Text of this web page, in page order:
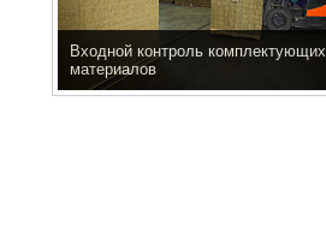
Входной контроль комплектующих
материалов